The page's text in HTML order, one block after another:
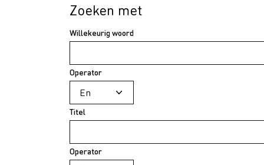
Zoeken met
Willekeurig woord
Operator
Titel
Operator